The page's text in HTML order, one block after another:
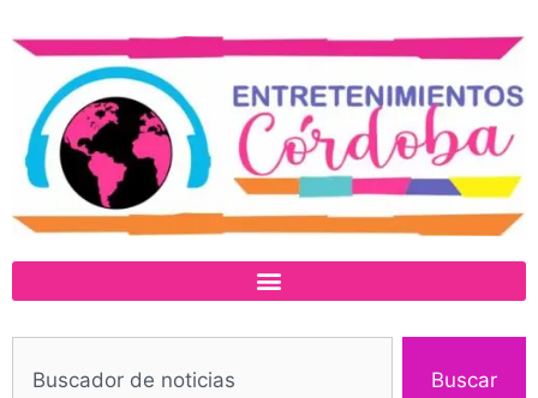
Buscar